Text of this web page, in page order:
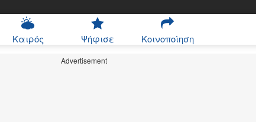
Καιρός Ψήφισε Κοινοποίηση
Advertisement